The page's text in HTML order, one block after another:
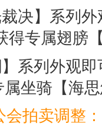
决】系列
得专属翅膀
系列外观
坐骑【海
拍卖调整：